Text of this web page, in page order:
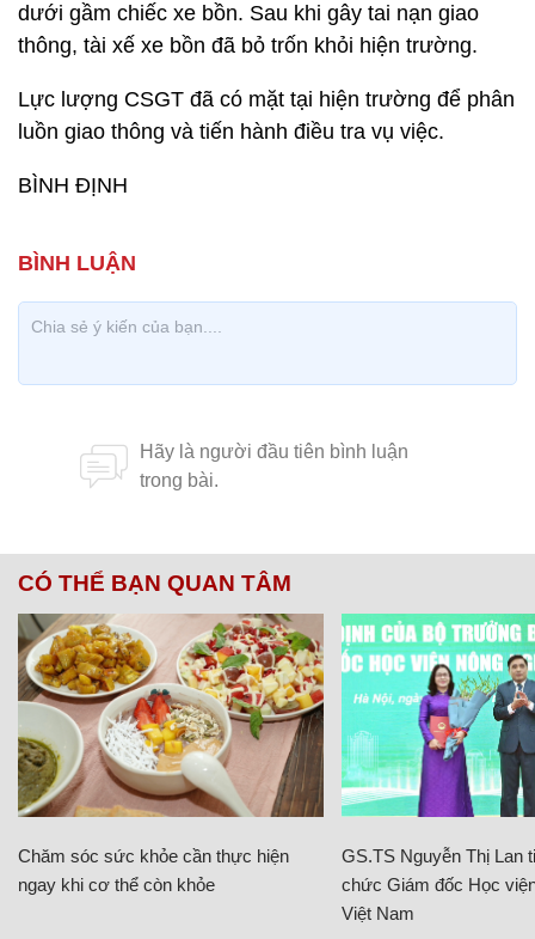
dưới gầm chiếc xe bồn. Sau khi gây tai nạn giao
thông, tài xế xe bồn đã bỏ trốn khỏi hiện trường.
Lực lượng CSGT đã có mặt tại hiện trường để phân
luồn giao thông và tiến hành điều tra vụ việc.
BÌNH ĐỊNH
CÓ THỂ BẠN QUAN TÂM
Chăm sóc sức khỏe cần thực hiện
ngay khi cơ thể còn khỏe
GS.TS Nguyễn Thị Lan
chức Giám đốc Học
Việt Nam